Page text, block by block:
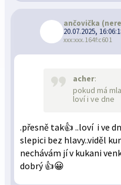
ančovička
20.07.2025,
xxx:xxx.164f:c601
acher:
pokud má
loví i ve dne
.přesně tak👍 ..loví i ve
slepici bez hlavy..viděl
nechávám jí v kukani
dobrý 👍😀